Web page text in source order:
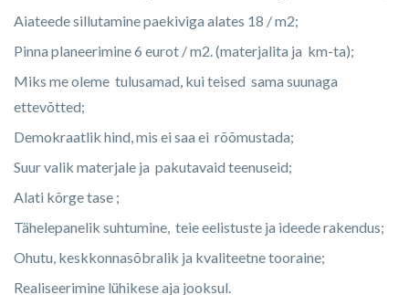
Aiateede sillutamine paekiviga alates 18 / m2;
Pinna planeerimine 6 eurot / m2. (materjalita ja km-ta);
Miks me oleme tulusamad, kui teised sama suunaga
ettevõtted;
Demokraatlik hind, mis ei saa ei rõõmustada;
Suur valik materjale ja pakutavaid teenuseid;
Alati kõrge tase ;
Tähelepanelik suhtumine, teie eelistuste ja ideede rakendus;
Ohutu, keskkonnasõbralik ja kvaliteetne tooraine;
Realiseerimine lühikese aja jooksul.